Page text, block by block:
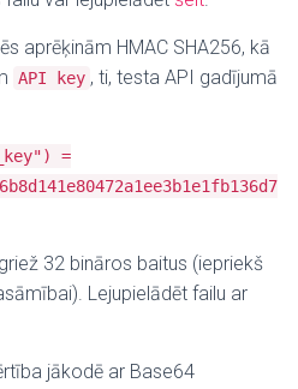
aprēķinām HMAC SHA256, kā
API key , ti, testa API gadījumā
=
32 bināros baitus (iepriekš
Lejupielādēt failu ar
jākodē ar Base64